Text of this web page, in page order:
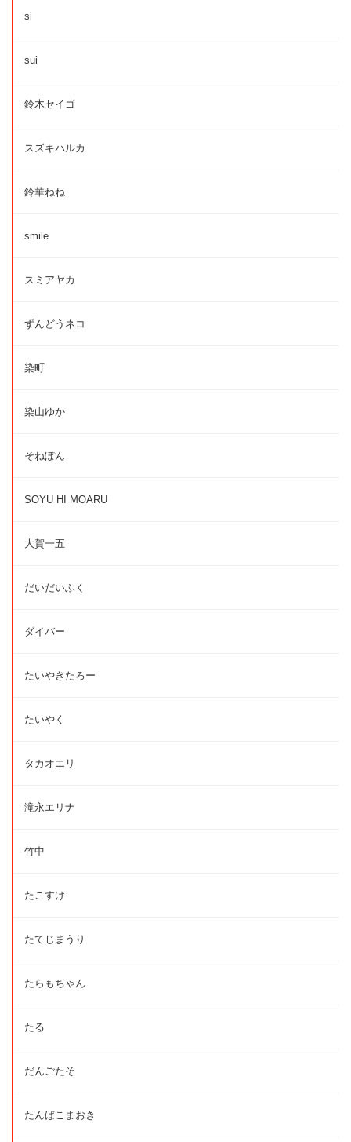
si
sui
鈴木セイゴ
スズキハルカ
鈴華ねね
smile
スミアヤカ
ずんどうネコ
染町
染山ゆか
そねぽん
SOYU HI MOARU
大賀一五
だいだいふく
ダイバー
たいやきたろー
たいやく
タカオエリ
滝永エリナ
竹中
たこすけ
たてじまうり
たらもちゃん
たる
だんごたそ
たんばこまおき